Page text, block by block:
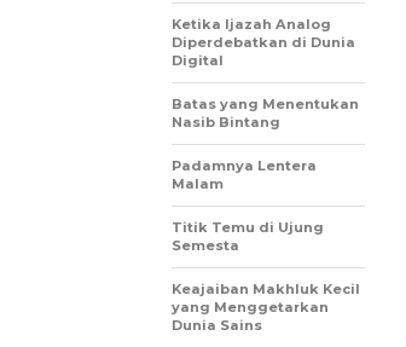
Ketika Ijazah Analog
Diperdebatkan di Dunia
Digital
Batas yang Menentukan
Nasib Bintang
Padamnya Lentera
Malam
Titik Temu di Ujung
Semesta
Keajaiban Makhluk Kecil
yang Menggetarkan
Dunia Sains